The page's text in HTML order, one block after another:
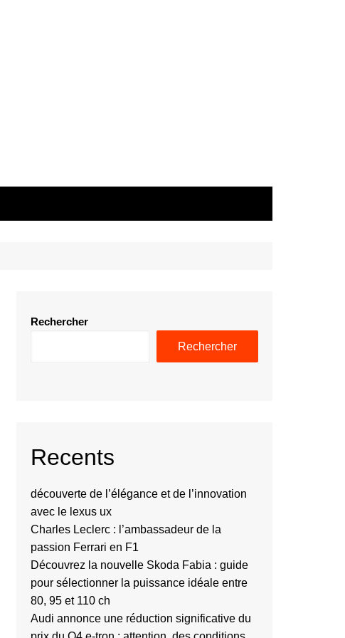
Rechercher
Rechercher
Recents
découverte de l’élégance et de l’innovation
avec le lexus ux
Charles Leclerc : l’ambassadeur de la
passion Ferrari en F1
Découvrez la nouvelle Skoda Fabia : guide
pour sélectionner la puissance idéale entre
80, 95 et 110 ch
Audi annonce une réduction significative du